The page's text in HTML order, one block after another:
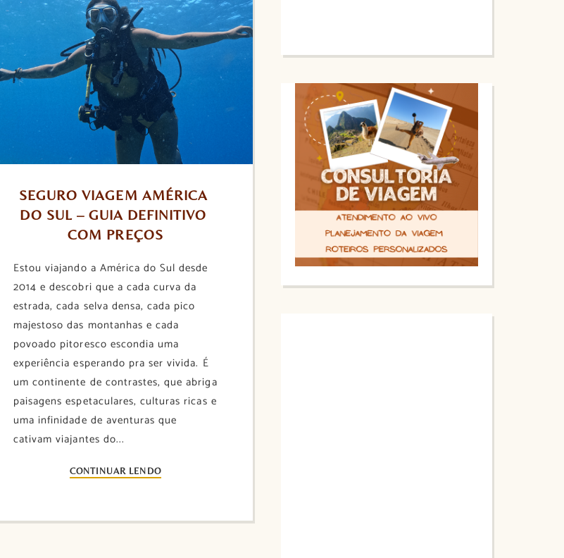
SEGURO VIAGEM AMÉRICA
DO SUL – GUIA DEFINITIVO
COM PREÇOS
Estou viajando a América do Sul desde
2014 e descobri que a cada curva da
estrada, cada selva densa, cada pico
majestoso das montanhas e cada
povoado pitoresco escondia uma
experiência esperando pra ser vivida. É
um continente de contrastes, que abriga
paisagens espetaculares, culturas ricas e
uma infinidade de aventuras que
cativam viajantes do...
CONTINUAR LENDO